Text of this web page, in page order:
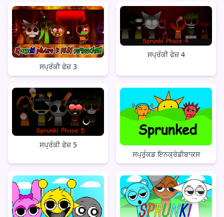
ਸਪ੍ਰੰਕੀ ਫੇਜ਼ 3
ਸਪ੍ਰੰਕੀ ਫੇਜ਼ 4
ਸਪ੍ਰੰਕੀ ਫੇਜ਼ 5
ਸਪ੍ਰੁੰਕਡ ਇਨਕ੍ਰੇਡੀਬਾਕਸ